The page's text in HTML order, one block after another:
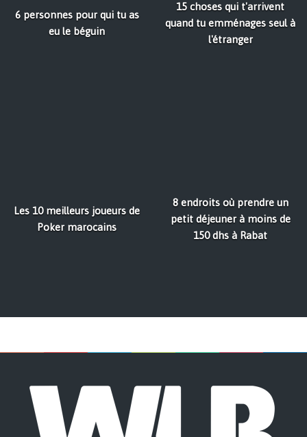
6 personnes pour qui tu as
eu le béguin
15 choses qui t'arrivent
quand tu emménages seul à
l'étranger
Les 10 meilleurs joueurs de
Poker marocains
8 endroits où prendre un
petit déjeuner à moins de
150 dhs à Rabat